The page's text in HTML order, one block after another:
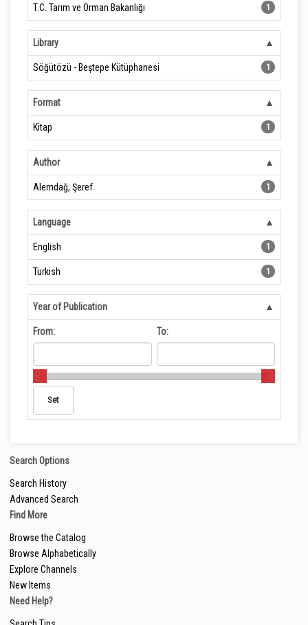
T.C. Tarım ve Orman Bakanlığı 1
Library
Söğütözü - Beştepe Kütüphanesi 1
Format
Kitap 1
Author
Alemdağ, Şeref 1
Language
English 1
Turkish 1
Year of Publication
From: To:
Search Options
Search History
Advanced Search
Find More
Browse the Catalog
Browse Alphabetically
Explore Channels
New Items
Need Help?